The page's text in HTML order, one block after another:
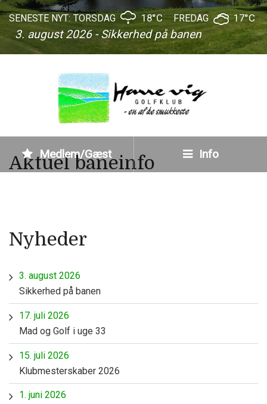
SENESTE NYT:
3. august 2026 - Sikkerhed på banen
TORSDAG 18°C FREDAG 17°C
Medlem/Gæst Info
Aktuel baneinfo
Nyheder
3. august 2026
Sikkerhed på banen
17. juli 2026
Mad og Golf i uge 33
15. juli 2026
Klubmesterskaber 2026
1. juni 2026